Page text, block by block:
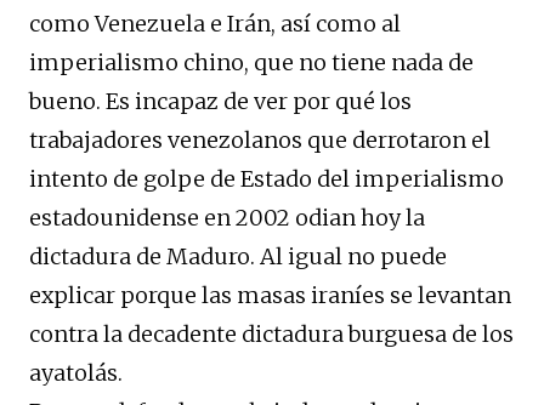
como Venezuela e Irán, así como al
imperialismo chino, que no tiene nada de
bueno. Es incapaz de ver por qué los
trabajadores venezolanos que derrotaron el
intento de golpe de Estado del imperialismo
estadounidense en 2002 odian hoy la
dictadura de Maduro. Al igual no puede
explicar porque las masas iraníes se levantan
contra la decadente dictadura burguesa de los
ayatolás.